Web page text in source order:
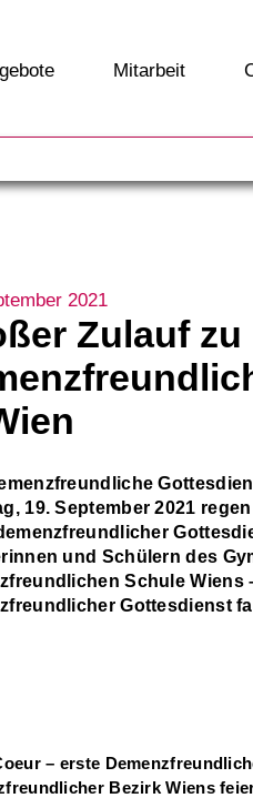
Mitarbeit
2021
Zulauf zu
19. September 2021
und Schülern des
Schule Wiens
Gottesdienst
– erste
Bezirk Wiens